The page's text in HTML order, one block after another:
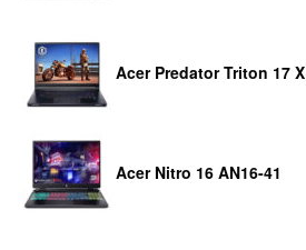
Acer Predator Triton 17 X
Acer Nitro 16 AN16-41